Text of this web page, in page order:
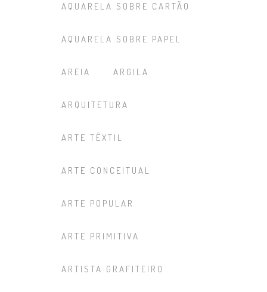
AQUARELA SOBRE CARTÃO
AQUARELA SOBRE PAPEL
AREIA ARGILA
ARQUITETURA
ARTE TÊXTIL
ARTE CONCEITUAL
ARTE POPULAR
ARTE PRIMITIVA
ARTISTA GRAFITEIRO